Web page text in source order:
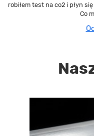
robiłem test na co2 i płyn
Co